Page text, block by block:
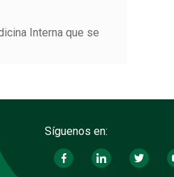
Interna que se
Síguenos en: